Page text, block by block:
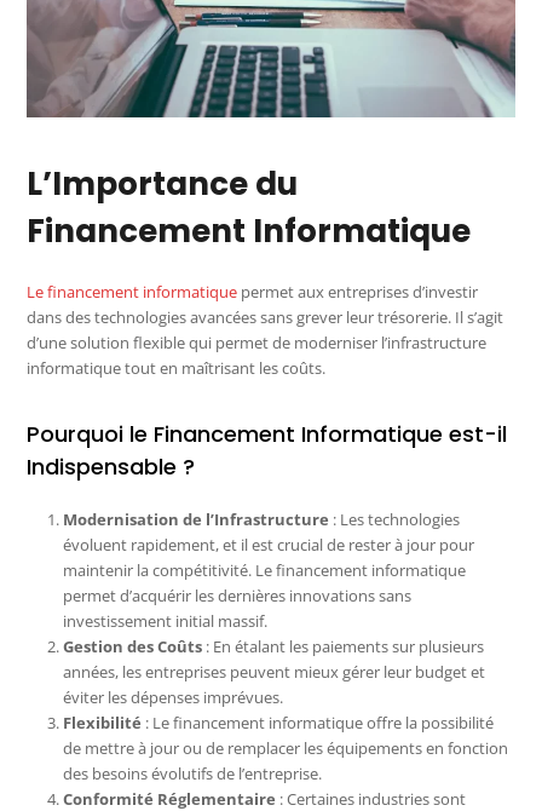
L’Importance du
Financement Informatique
Le financement informatique permet aux entreprises d’investir
dans des technologies avancées sans grever leur trésorerie. Il s’agit
d’une solution flexible qui permet de moderniser l’infrastructure
informatique tout en maîtrisant les coûts.
Pourquoi le Financement Informatique est-il
Indispensable ?
Modernisation de l’Infrastructure : Les technologies
évoluent rapidement, et il est crucial de rester à jour pour
maintenir la compétitivité. Le financement informatique
permet d’acquérir les dernières innovations sans
investissement initial massif.
Gestion des Coûts : En étalant les paiements sur plusieurs
années, les entreprises peuvent mieux gérer leur budget et
éviter les dépenses imprévues.
Flexibilité : Le financement informatique offre la possibilité
de mettre à jour ou de remplacer les équipements en fonction
des besoins évolutifs de l’entreprise.
Conformité Réglementaire : Certaines industries sont